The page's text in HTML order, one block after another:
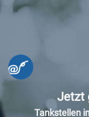
Jetzt
Tankstellen